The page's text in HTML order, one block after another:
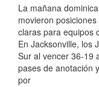
La mañana
movieron
claras para equipos
En Jacksonville, los
Sur al vencer 36-19
pases de anotación
por